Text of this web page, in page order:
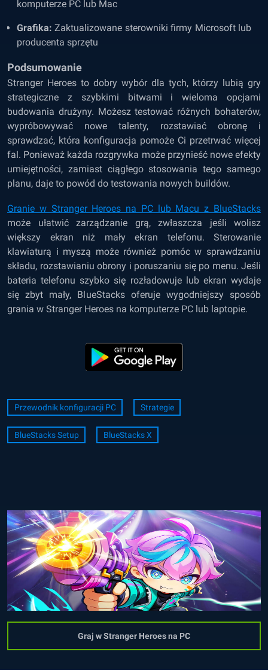
komputerze PC lub Mac
Grafika:Zaktualizowane sterowniki firmy Microsoft lub
producenta sprzętu
Podsumowanie
Stranger Heroes to dobry wybór dla tych, którzy lubią gry
strategiczne z szybkimi bitwami i wieloma opcjami
budowania drużyny. Możesz testować różnych bohaterów,
wypróbowywać nowe talenty, rozstawiać obronę i
sprawdzać, która konfiguracja pomoże Ci przetrwać więcej
fal. Ponieważ każda rozgrywka może przynieść nowe efekty
umiejętności, zamiast ciągłego stosowania tego samego
planu, daje to powód do testowania nowych buildów.
Granie w Stranger Heroes na PC lub Macu z BlueStacks
może ułatwić zarządzanie grą, zwłaszcza jeśli wolisz
większy ekran niż mały ekran telefonu. Sterowanie
klawiaturą i myszą może również pomóc w sprawdzaniu
składu, rozstawianiu obrony i poruszaniu się po menu. Jeśli
bateria telefonu szybko się rozładowuje lub ekran wydaje
się zbyt mały, BlueStacks oferuje wygodniejszy sposób
grania w Stranger Heroes na komputerze PC lub laptopie.
Przewodnik konfiguracji PC Strategie
BlueStacks Setup BlueStacks X
Graj w Stranger Heroes na PC